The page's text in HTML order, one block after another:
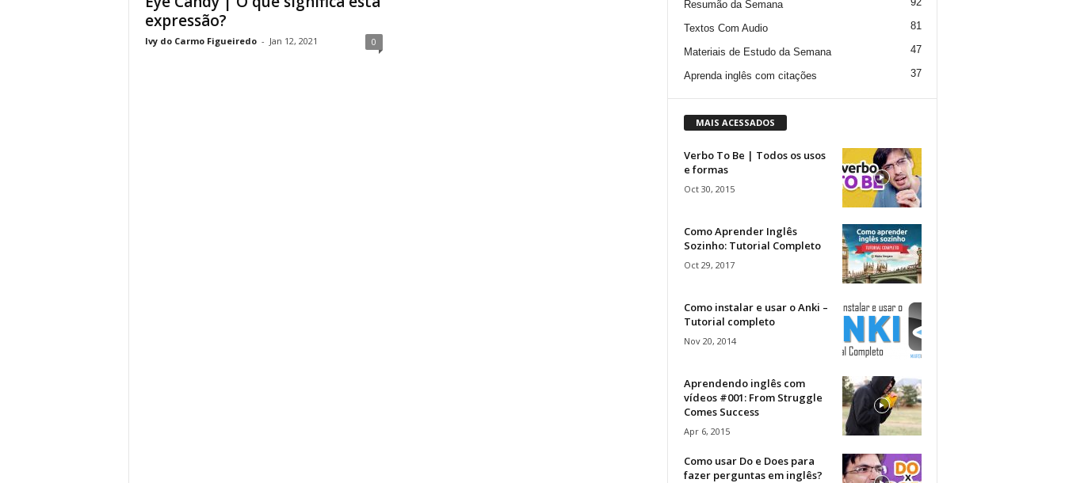
expressão?
Ivy do Carmo Figueiredo - Jan 12, 2021 0
Resumão da Semana
Textos Com Audio 81
Materiais de Estudo da Semana 47
Aprenda inglês com citações 37
MAIS ACESSADOS
Verbo To Be | Todos os usos
e formas
Oct 30, 2015
Como Aprender Inglês
Sozinho: Tutorial Completo
Oct 29, 2017
Como instalar e usar o Anki –
Tutorial completo
Nov 20, 2014
Aprendendo inglês com
vídeos #001: From Struggle
Comes Success
Apr 6, 2015
Como usar Do e Does para
fazer perguntas em inglês?